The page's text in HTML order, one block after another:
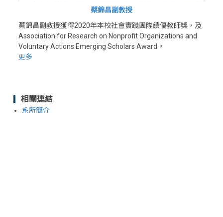
蔡錦昌副教授
蔡錦昌副教授獲得2020年本校社會實踐團隊績優教師獎，及
Association for Research on Nonprofit Organizations and
Voluntary Actions Emerging Scholars Award。
更多
相關連結
系所簡介